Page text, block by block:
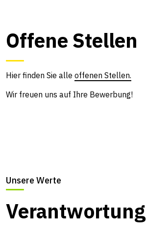
Offene Stellen
Hier finden Sie alle offenen Stellen.
Wir freuen uns auf Ihre Bewerbung!
Unsere Werte
Verantwortung